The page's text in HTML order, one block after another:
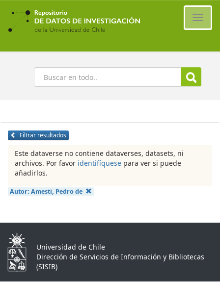
Ir
contenido
principal
Buscar
Filtrar resultados
Este dataverse no contiene dataverses, datasets, ni
archivos. Por favor identifíquese para ver si puede
añadirlos.
Autor: Amesti, Pedro de
Universidad de Chile
Dirección de Servicios de Información y Bibliotecas
(SISIB)